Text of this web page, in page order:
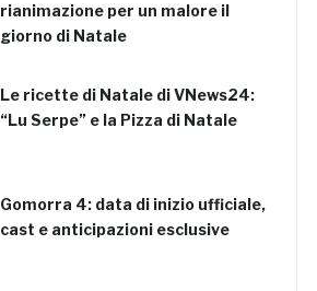
rianimazione per un malore il
giorno di Natale
Le ricette di Natale di VNews24:
“Lu Serpe” e la Pizza di Natale
Gomorra 4: data di inizio ufficiale,
cast e anticipazioni esclusive